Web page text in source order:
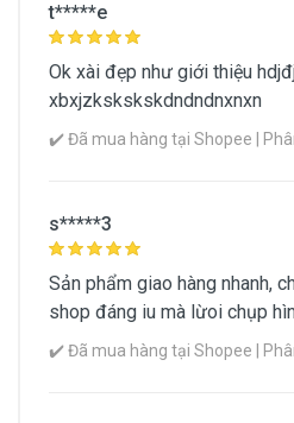
5362 lượt mua
giá
t*****e
Ok xài đẹp như giới thiệu
xbxjzkskskskdndndnxnxn
✔️ Đã mua hàng tại Shopee |
s*****3
Sản phẩm giao hàng nhanh,
shop đáng iu mà lừoi chụp
✔️ Đã mua hàng tại Shopee |